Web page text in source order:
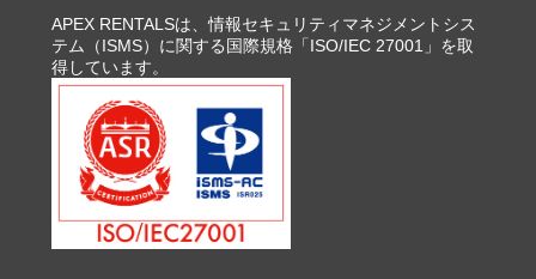
APEX RENTALSは、情報セキュリティマネジメントシス
テム（ISMS）に関する国際規格「ISO/IEC 27001」を取
得しています。